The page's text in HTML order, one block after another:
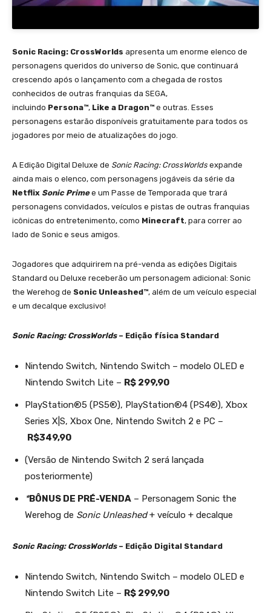
Sonic Racing: CrossWorlds apresenta um enorme elenco de
personagens queridos do universo de Sonic, que continuará
crescendo após o lançamento com a chegada de rostos
conhecidos de outras franquias da SEGA,
incluindo Persona™, Like a Dragon™ e outras. Esses
personagens estarão disponíveis gratuitamente para todos os
jogadores por meio de atualizações do jogo.
A Edição Digital Deluxe de Sonic Racing: CrossWorlds expande
ainda mais o elenco, com personagens jogáveis da série da
Netflix Sonic Prime e um Passe de Temporada que trará
personagens convidados, veículos e pistas de outras franquias
icônicas do entretenimento, como Minecraft, para correr ao
lado de Sonic e seus amigos.
Jogadores que adquirirem na pré-venda as edições Digitais
Standard ou Deluxe receberão um personagem adicional: Sonic
the Werehog de Sonic Unleashed™, além de um veículo especial
e um decalque exclusivo!
Sonic Racing: CrossWorlds– Edição física Standard
Nintendo Switch, Nintendo Switch – modelo OLED e
Nintendo Switch Lite – R$ 299,90
PlayStation®5 (PS5®), PlayStation®4 (PS4®), Xbox
Series X|S, Xbox One, Nintendo Switch 2 e PC –
R$349,90
(Versão de Nintendo Switch 2 será lançada
posteriormente)
*BÔNUS DE PRÉ-VENDA – Personagem Sonic the
Werehog de Sonic Unleashed+ veículo + decalque
Sonic Racing: CrossWorlds– Edição Digital Standard
Nintendo Switch, Nintendo Switch – modelo OLED e
Nintendo Switch Lite – R$ 299,90